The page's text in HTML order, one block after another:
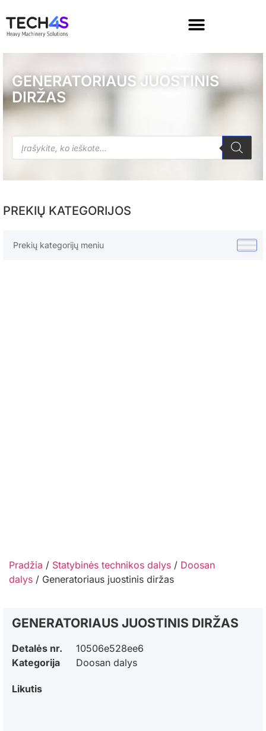
GENERATORIAUS JUOSTINIS
DIRŽAS
PREKIŲ KATEGORIJOS
Prekių kategorijų meniu
Pradžia / Statybinės technikos dalys / Doosan
dalys / Generatoriaus juostinis diržas
GENERATORIAUS JUOSTINIS DIRŽAS
Detalės nr.
10506e528ee6
Kategorija
Doosan dalys
Likutis